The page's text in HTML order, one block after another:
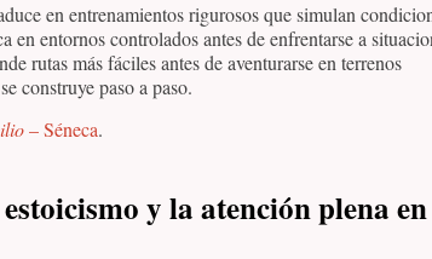
en entrenamientos rigurosos que simulan
en entornos controlados antes de enfrentarse a
rutas más fáciles antes de aventurarse en terrenos
construye paso a paso.
– Séneca.
y la atención plena